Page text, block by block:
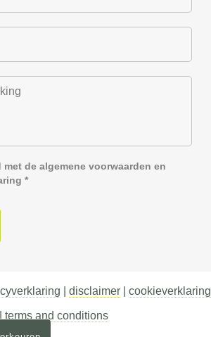
met dealgemene voorwaarden en
*
disclaimer cookieverklaring
terms and conditions